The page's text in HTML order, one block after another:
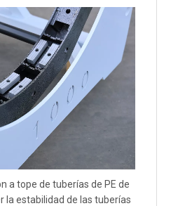
a tope de tuberías de PE de
la estabilidad de las tuberías